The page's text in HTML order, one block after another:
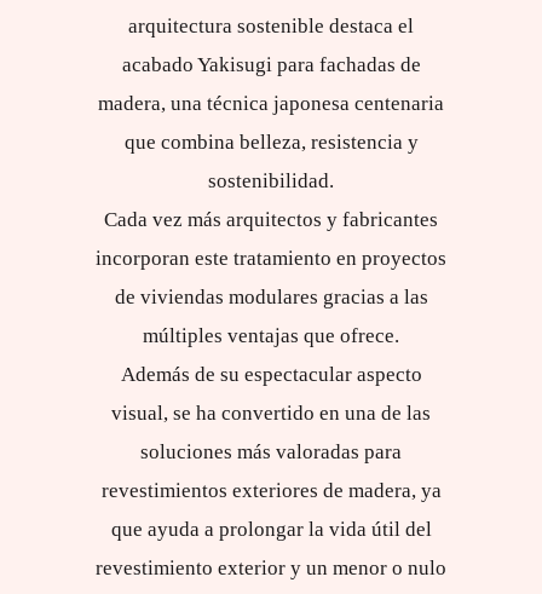
arquitectura sostenible destaca el
acabado Yakisugi para fachadas de
madera, una técnica japonesa centenaria
que combina belleza, resistencia y
sostenibilidad.
Cada vez más arquitectos y fabricantes
incorporan este tratamiento en proyectos
de viviendas modulares gracias a las
múltiples ventajas que ofrece.
Además de su espectacular aspecto
visual, se ha convertido en una de las
soluciones más valoradas para
revestimientos exteriores de madera, ya
que ayuda a prolongar la vida útil del
revestimiento exterior y un menor o nulo